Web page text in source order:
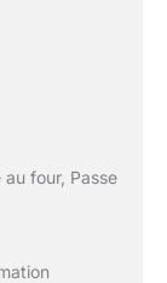
four, Passe